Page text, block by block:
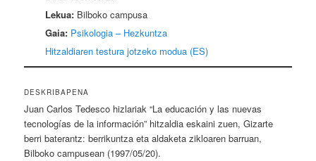
Lekua: Bilboko campusa
Gaia: Psikologia – Hezkuntza
Hitzaldiaren testura jotzeko modua (ES)
DESKRIBAPENA
Juan Carlos Tedesco hizlariak “La educación y las nuevas
tecnologías de la información” hitzaldia eskaini zuen, Gizarte
berri baterantz: berrikuntza eta aldaketa zikloaren barruan,
Bilboko campusean (1997/05/20).